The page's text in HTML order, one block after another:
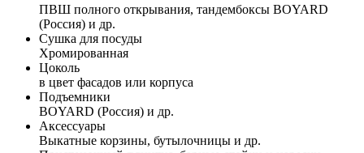
ПВШ полного открывания, тандембоксы BOYARD
(Россия) и др.
Сушка для посуды
Хромированная
Цоколь
в цвет фасадов или корпуса
Подъемники
BOYARD (Россия) и др.
Аксессуары
Выкатные корзины, бутылочницы и др.